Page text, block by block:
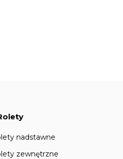
nadstawne
zewnętrzne